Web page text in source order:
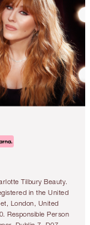
Tilbury Beauty.
in the United
London, United
Responsible Person